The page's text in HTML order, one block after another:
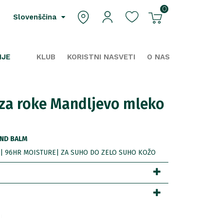
Slovenščina
0
O NAS
KORISTNI NASVETI
KLUB
roke Mandljevo mleko
BALM
96HR MOISTURE| ZA SUHO DO ZELO SUHO KOŽO